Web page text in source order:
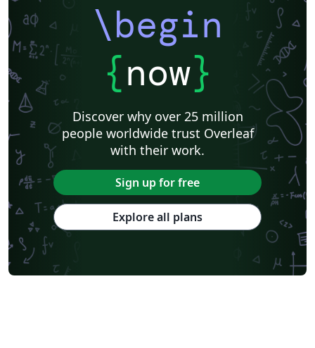
\begin
{now}
Discover why over 25 million
people worldwide trust Overleaf
with their work.
Sign up for free
Explore all plans